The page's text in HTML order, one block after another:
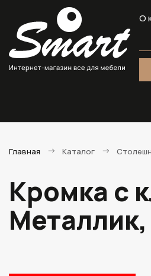
О
Главная Каталог
Кромка с